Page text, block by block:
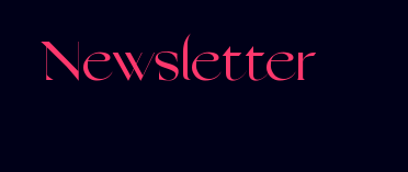
Newsletter